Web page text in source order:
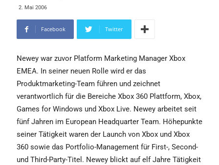
2. Mai 2006
Facebook Twitter
Newey war zuvor Platform Marketing Manager Xbox
EMEA. In seiner neuen Rolle wird er das
Produktmarketing-Team führen und zeichnet
verantwortlich für die Bereiche Xbox 360 Plattform, Xbox,
Games for Windows und Xbox Live. Newey arbeitet seit
fünf Jahren im European Headquarter Team. Höhepunkte
seiner Tätigkeit waren der Launch von Xbox und Xbox
360 sowie das Portfolio-Management für First-, Second-
und Third-Party-Titel. Newey blickt auf elf Jahre Tätigkeit